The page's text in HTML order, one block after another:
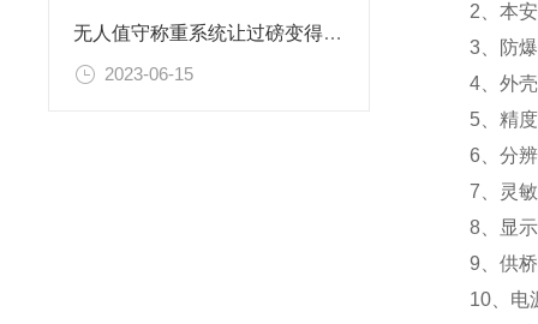
无人值守称重系统让过磅变得轻松高效
2023-06-15
2、本安
3、防爆
4、外壳
5、精度
6、分辨
7、灵敏
8、显示
9、供桥
10、电